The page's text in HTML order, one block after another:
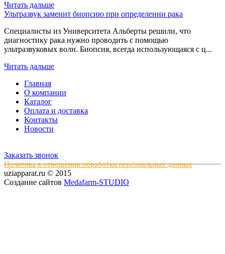
Читать дальше
Ультразвук заменит биопсию при определении рака
Специалисты из Университета Альберты решили, что
диагностику рака нужно проводить с помощью
ультразвуковых волн. Биопсия, всегда использующаяся с ц...
Читать дальше
Главная
О компании
Каталог
Оплата и доставка
Контакты
Новости
Заказать звонок
Политика в отношении обработки персональных данных
uziapparat.ru © 2015
Создание сайтов Medafarm-STUDIO